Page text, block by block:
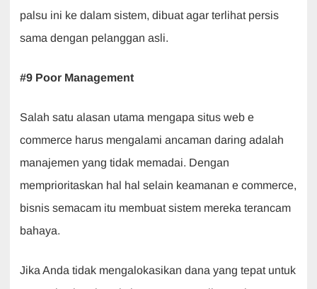
palsu ini ke dalam sistem, dibuat agar terlihat persis
sama dengan pelanggan asli.
#9 Poor Management
Salah satu alasan utama mengapa situs web e
commerce harus mengalami ancaman daring adalah
manajemen yang tidak memadai. Dengan
memprioritaskan hal hal selain keamanan e commerce,
bisnis semacam itu membuat sistem mereka terancam
bahaya.
Jika Anda tidak mengalokasikan dana yang tepat untuk